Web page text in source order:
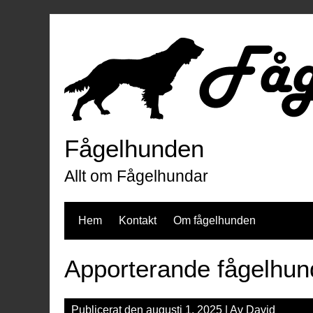
Fågelhunden
Allt om Fågelhundar
Hem Kontakt Om fågelhunden
Apporterande
Publicerat den augusti 1, 2025 | Av David